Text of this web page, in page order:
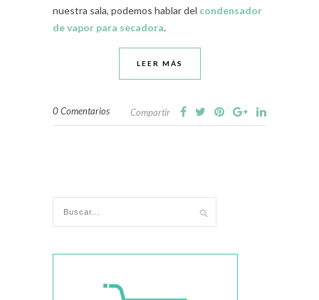
nuestra sala, podemos hablar del condensador
de vapor para secadora.
LEER MÁS
0 Comentarios Compartir